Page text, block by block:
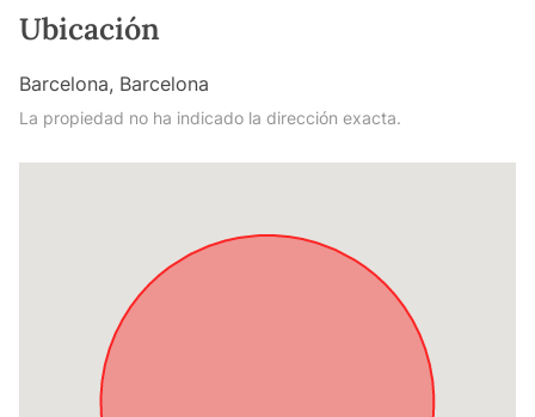
Ubicación
Barcelona, Barcelona
La propiedad no ha indicado la dirección exacta.